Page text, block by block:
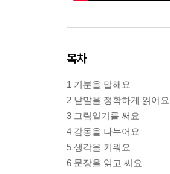
목차
1 기분을 말해요
2 낱말을 정확하게 읽어요
3 그림일기를 써요
4 감동을 나누어요
5 생각을 키워요
6 문장을 읽고 써요